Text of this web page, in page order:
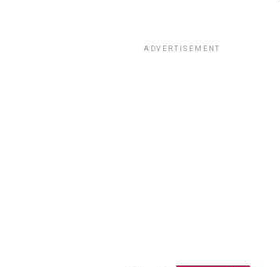
ADVERTISEMENT